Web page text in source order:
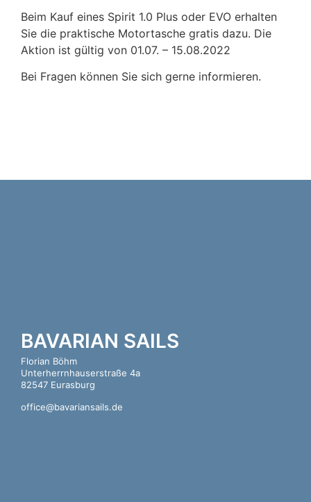
Beim Kauf eines Spirit 1.0 Plus oder EVO erhalten
Sie die praktische Motortasche gratis dazu. Die
Aktion ist gültig von 01.07. – 15.08.2022
Bei Fragen können Sie sich gerne informieren.
BAVARIAN SAILS
Florian Böhm
Unterherrnhauserstraße 4a
82547 Eurasburg
office@bavariansails.de